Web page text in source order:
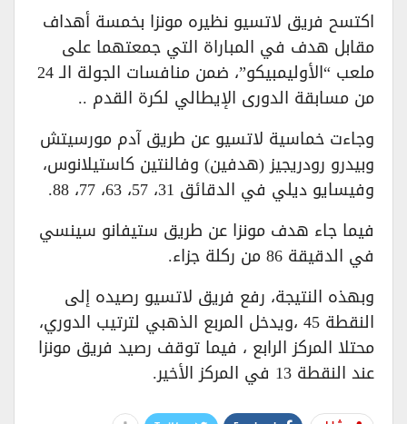
اكتسح فريق لاتسيو نظيره مونزا بخمسة أهداف
مقابل هدف في المباراة التي جمعتهما على
ملعب “الأوليمبيكو”، ضمن منافسات الجولة الـ 24
من مسابقة الدورى الإيطالي لكرة القدم ..
وجاءت خماسية لاتسيو عن طريق آدم مورسيتش
وبيدرو رودريجيز (هدفين) وفالنتين كاستيلانوس،
وفيسايو ديلي في الدقائق 31، 57، 63، 77، 88.
فيما جاء هدف مونزا عن طريق ستيفانو سينسي
في الدقيقة 86 من ركلة جزاء.
وبهذه النتيجة، رفع فريق لاتسيو رصيده إلى
النقطة 45 ،ويدخل المربع الذهبي لترتيب الدوري،
محتلا المركز الرابع ، فيما توقف رصيد فريق مونزا
عند النقطة 13 في المركز الأخير.